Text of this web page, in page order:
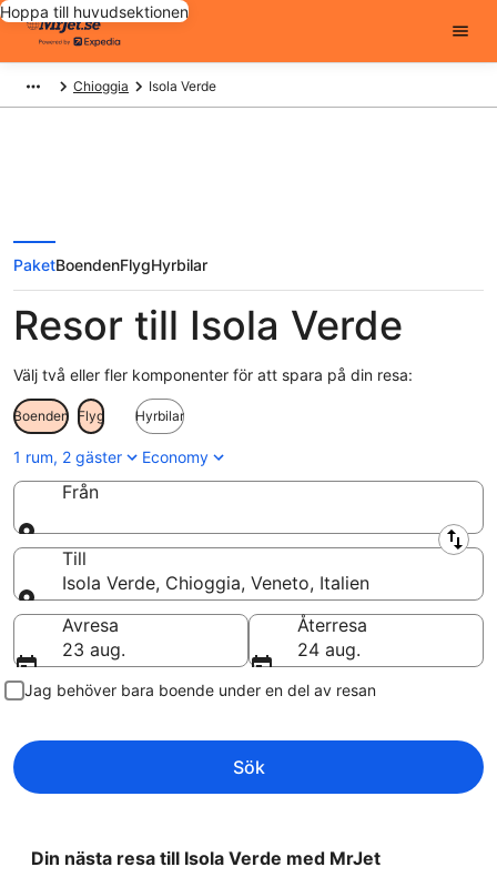
Hoppa till huvudsektionen
Chioggia Isola Verde
PaketBoendenFlygHyrbilar
Resor till Isola Verde
Välj två eller fler komponenter för att spara på din resa:
Boenden Flyg Hyrbilar
1 rum, 2 gäster Economy
Från
Från
Till
Isola Verde, Chioggia, Veneto, Italien
Till
Avresa
23 aug.
Återresa
24 aug.
Jag behöver bara boende under en del av resan
Sök
Din nästa resa till Isola Verde med MrJet